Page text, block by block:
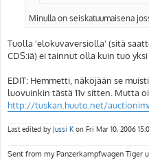
Minulla on seiskatuumaisena
Tuolla 'elokuvaversiolla' (sitä
CDS:iä) ei tainnut olla kuin tuo yksi
EDIT: Hemmetti, näköjään se
luovuinkin tästä 11v sitten. Mutta
http://tuskan.huuto.net/
Last edited by Jussi K on Fri Mar 10, 2006
Sent from my Panzerkampfwagen Tiger